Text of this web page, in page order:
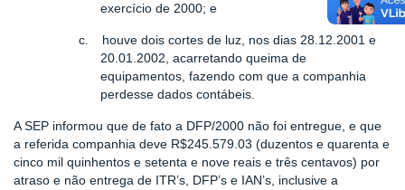
exercício de 2000; e
c.
houve dois cortes de luz, nos dias 28.12.2001 e
20.01.2002, acarretando queima de
equipamentos, fazendo com que a companhia
perdesse dados contábeis.
A SEP informou que de fato a DFP/2000 não foi entregue, e que
a referida companhia deve R$245.579.03 (duzentos e quarenta e
cinco mil quinhentos e setenta e nove reais e três centavos) por
atraso e não entrega de ITR’s, DFP’s e IAN’s, inclusive a